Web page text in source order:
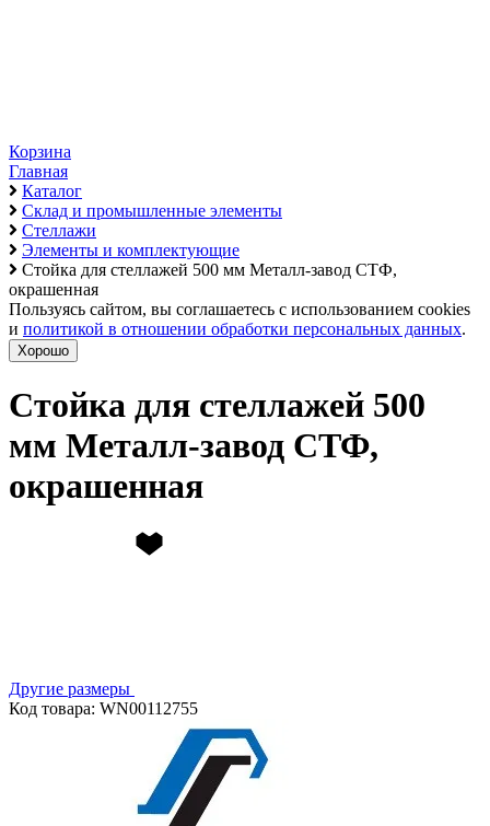
Корзина
Главная
Каталог
Склад и промышленные элементы
Стеллажи
Элементы и комплектующие
Стойка для стеллажей 500 мм Металл-завод СТФ,
окрашенная
Пользуясь сайтом, вы соглашаетесь с использованием cookies
и политикой в отношении обработки персональных данных.
Хорошо
Стойка для стеллажей 500
мм Металл-завод СТФ,
окрашенная
Другие размеры
Код товара: WN00112755